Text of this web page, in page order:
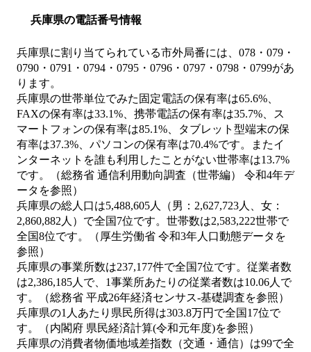
兵庫県の電話番号情報
兵庫県に割り当てられている市外局番には、078・079・
0790・0791・0794・0795・0796・0797・0798・0799があ
ります。
兵庫県の世帯単位でみた固定電話の保有率は65.6%、
FAXの保有率は33.1%、携帯電話の保有率は35.7%、ス
マートフォンの保有率は85.1%、タブレット型端末の保
有率は37.3%、パソコンの保有率は70.4%です。またイ
ンターネットを誰も利用したことがない世帯率は13.7%
です。（総務省 通信利用動向調査（世帯編） 令和4年デ
ータを参照）
兵庫県の総人口は5,488,605人（男：2,627,723人、女：
2,860,882人）で全国7位です。世帯数は2,583,222世帯で
全国8位です。（厚生労働省 令和3年人口動態データを
参照）
兵庫県の事業所数は237,177件で全国7位です。従業者数
は2,386,185人で、1事業所あたりの従業者数は10.06人で
す。（総務省 平成26年経済センサス‐基礎調査を参照）
兵庫県の1人あたり県民所得は303.8万円で全国17位で
す。（内閣府 県民経済計算(令和元年度)を参照）
兵庫県の消費者物価地域差指数（交通・通信）は99で全